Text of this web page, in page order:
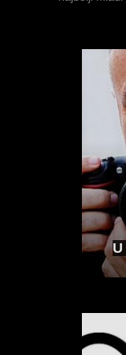
MULTIMEDIJA
MULTIMEDIJA
INTERVJU I
Dominik
juniorskom